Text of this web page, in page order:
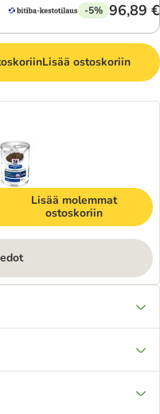
-5% 96,89 €
Lisää ostoskoriin
Lisää molemmat
ostoskoriin